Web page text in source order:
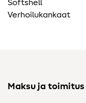
Softshell
Verhoilukankaat
Maksu ja toimitus